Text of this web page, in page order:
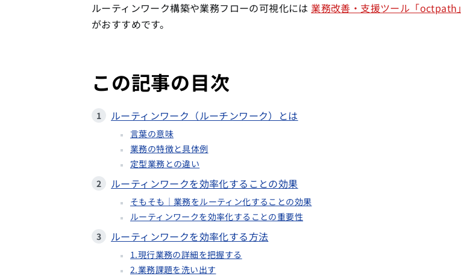
ルーティンワーク構築や業務フローの可視化には 業務改善・支援ツール「octpath」
がおすすめです。
この記事の目次
ルーティンワーク（ルーチンワーク）とは
言葉の意味
業務の特徴と具体例
定型業務との違い
ルーティンワークを効率化することの効果
そもそも｜業務をルーティン化することの効果
ルーティンワークを効率化することの重要性
ルーティンワークを効率化する方法
1.現行業務の詳細を把握する
2.業務課題を洗い出す